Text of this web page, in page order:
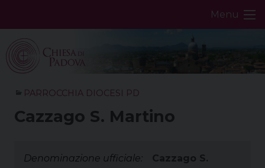
Menu
PARROCCHIA DIOCESI PD
Cazzago S. Martino
Denominazione ufficiale:
Cazzago S.